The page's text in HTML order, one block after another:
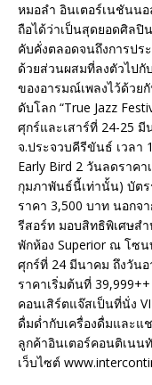
หมอลำ อินเตอร์เนชันน
ถือได้ว่าเป็นสุดยอดศิลปิ
คับคั่งตลอดจนถึงการป
ด้วยส่วนผสมที่ลงตัวไป
ของอารมณ์เพลงไว้ด้วย
ดับโลก “True Jazz
ศุกร์และเสาร์ที่ 24-25
จ.ประจวบคีรีขันธ์ เวลา
Early Bird 2 วันลดราคา
กุมภาพันธ์นี้เท่านั้น) บัต
ราคา 3,500 บาท นอกจ
รีสอร์ท มอบสิทธิพิเศษส
พักห้อง Superior ณ โซน
ศุกร์ที่ 24 มีนาคม ถึงวัน
ราคาเริ่มต้นที่
คอนเสิร์ตแจ๊สเป็นที่นั่ง
ดื่มด่ำกับเครื่องดื่มและแ
ลูกค้าอินเตอร์คอนติเนน
เว็บไซต์